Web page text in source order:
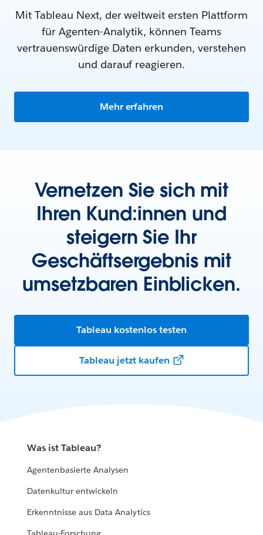
Mit Tableau Next, der weltweit ersten Plattform
für Agenten-Analytik, können Teams
vertrauenswürdige Daten erkunden, verstehen
und darauf reagieren.
Mehr erfahren
Vernetzen Sie sich mit
Ihren Kund:innen und
steigern Sie Ihr
Geschäftsergebnis mit
umsetzbaren Einblicken.
Tableau kostenlos testen
Tableau jetzt kaufen
Was ist Tableau?
Agentenbasierte Analysen
Datenkultur entwickeln
Erkenntnisse aus Data Analytics